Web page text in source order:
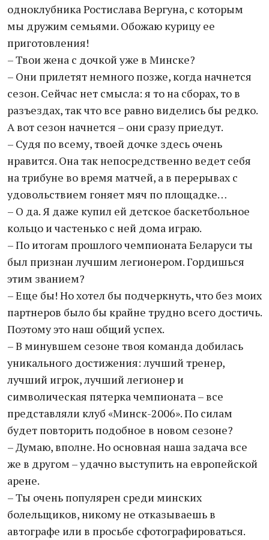
одноклубника Ростислава Вергуна, с которым
мы дружим семьями. Обожаю курицу ее
приготовления!
– Твои жена с дочкой уже в Минске?
– Они прилетят немного позже, когда начнется
сезон. Сейчас нет смысла: я то на сборах, то в
разъездах, так что все равно виделись бы редко.
А вот сезон начнется – они сразу приедут.
– Судя по всему, твоей дочке здесь очень
нравится. Она так непосредственно ведет себя
на трибуне во время матчей, а в перерывах с
удовольствием гоняет мяч по площадке…
– О да. Я даже купил ей детское баскетбольное
кольцо и частенько с ней дома играю.
– По итогам прошлого чемпионата Беларуси ты
был признан лучшим легионером. Гордишься
этим званием?
– Еще бы! Но хотел бы подчеркнуть, что без моих
партнеров было бы крайне трудно всего достичь.
Поэтому это наш общий успех.
– В минувшем сезоне твоя команда добилась
уникального достижения: лучший тренер,
лучший игрок, лучший легионер и
символическая пятерка чемпионата – все
представляли клуб «Минск-2006». По силам
будет повторить подобное в новом сезоне?
– Думаю, вполне. Но основная наша задача все
же в другом – удачно выступить на европейской
арене.
– Ты очень популярен среди минских
болельщиков, никому не отказываешь в
автографе или в просьбе сфотографироваться.